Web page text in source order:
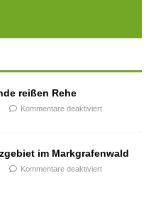
reißen Rehe
Kommentare deaktiviert
im Markgrafenwald
Kommentare deaktiviert